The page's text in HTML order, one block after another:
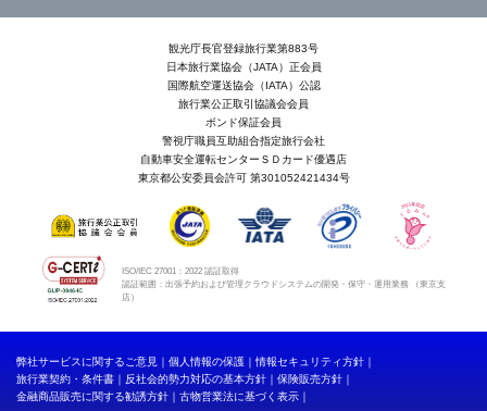
観光庁長官登録旅行業第883号
日本旅行業協会（JATA）正会員
国際航空運送協会（IATA）公認
旅行業公正取引協議会会員
ボンド保証会員
警視庁職員互助組合指定旅行会社
自動車安全運転センターＳＤカード優遇店
東京都公安委員会許可 第301052421434号
ISO/IEC 27001：2022 認証取得
認証範囲：出張予約および管理クラウドシステムの開発・保守・運用業務 （東京支
店）
弊社サービスに関するご意見 個人情報の保護
情報セキュリティ方針
旅行業契約・条件書
反社会的勢力対応の基本方針
保険販売方針
金融商品販売に関する勧誘方針
古物営業法に基づく表示